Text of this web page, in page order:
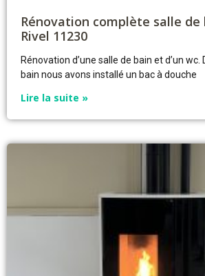
Rénovation complète salle de
Rivel 11230
Rénovation d’une salle de bain et d’un wc.
bain nous avons installé un bac à douche
Lire la suite »